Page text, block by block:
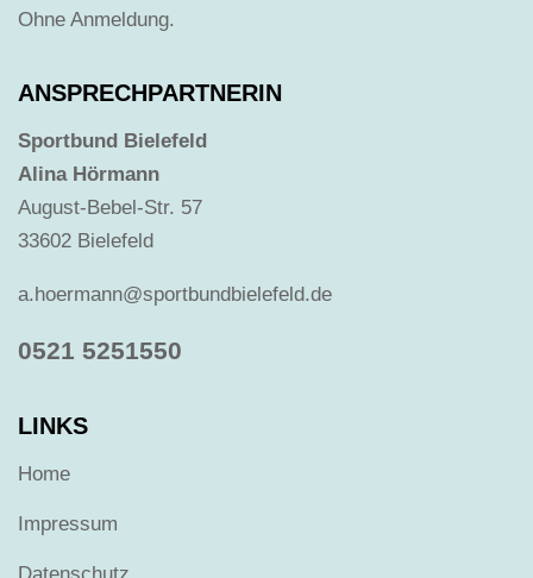
Ohne Anmeldung.
ANSPRECHPARTNERIN
Sportbund Bielefeld
Alina Hörmann
August-Bebel-Str. 57
33602 Bielefeld
a.hoermann@sportbundbielefeld.de
0521 5251550
LINKS
Home
Impressum